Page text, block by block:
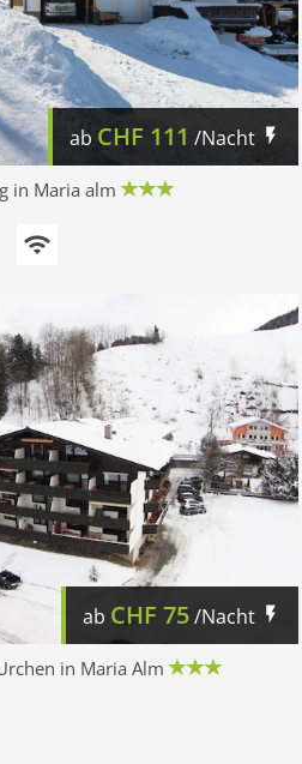
ab CHF 111 /Nacht
in Maria alm
ab CHF 75/Nacht
in Maria Alm